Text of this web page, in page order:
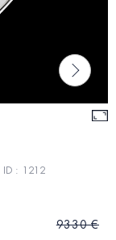
ID : 1212
9330 €